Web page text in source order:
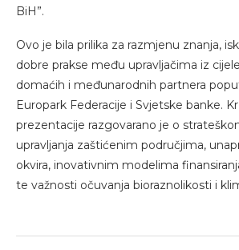
BiH”.
Ovo je bila prilika za razmjenu znanja,
dobre prakse među upravljačima iz
domaćih i međunarodnih partnera
Europark Federacije i Svjetske banke.
prezentacije razgovarano je o
upravljanja zaštićenim područjima,
okvira, inovativnim modelima
te važnosti očuvanja bioraznolikosti i